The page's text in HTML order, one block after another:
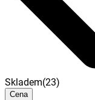
Skladem(23)
Cena